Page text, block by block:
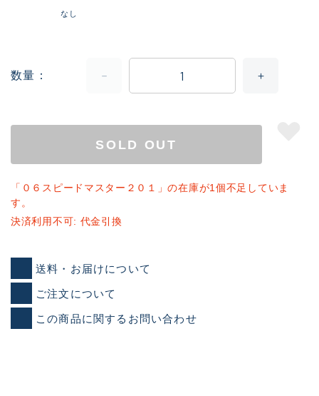
なし
数量
SOLD OUT
「０６スピードマスター２０１」の在庫が1個不足していま
す。
決済利用不可: 代金引換
送料・お届けについて
ご注文について
この商品に関するお問い合わせ